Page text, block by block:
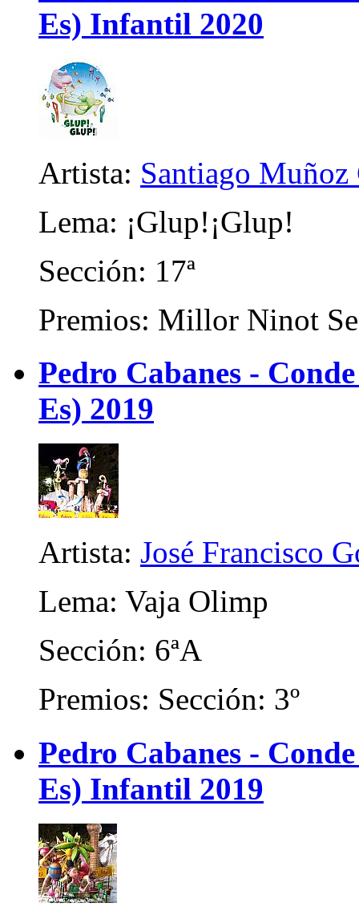
Es) Infantil 2020
Artista: Santiago
Lema: ¡Glup!¡Glup!
Sección: 17ª
Premios: Millor Ninot
Pedro Cabanes -
Es) 2019
Artista: José Francisco
Lema: Vaja Olimp
Sección: 6ªA
Premios: Sección: 3º
Pedro Cabanes -
Es) Infantil 2019